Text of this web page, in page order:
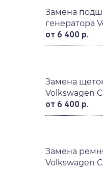
Замена
генератора
от 6 400 р.
Замена
Volkswagen
от 6 400 р.
Замена
Volkswagen